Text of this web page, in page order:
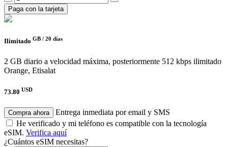
Paga con la tarjeta
Ilimitado GB / 20 días
2 GB diario a velocidad máxima, posteriormente 512 kbps ilimitado
Orange, Etisalat
73.80 USD
Compra ahora
Entrega inmediata por email y SMS
He verificado y mi teléfono es compatible con la tecnología
eSIM. Verifica aquí
¿Cuántos eSIM necesitas?